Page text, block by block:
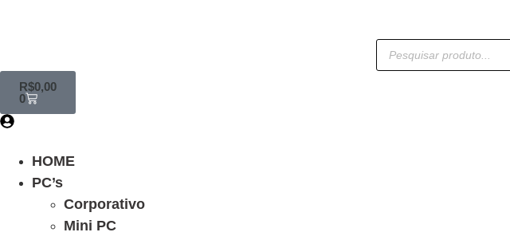
R$0,00
0
HOME
PC’s
Corporativo
Mini PC